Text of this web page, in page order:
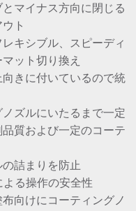
マイナス方向に閉じる
ト
キシブル、スピーディ
ット切り換え
きに付いているので統
ズルにいたるまで一定
質および一定のコーテ
詰まりを防止
る操作の安全性
向けにコーティングノ